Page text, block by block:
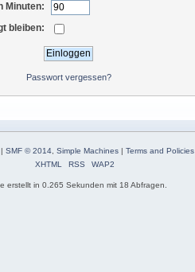
Minuten:
bleiben:
Passwort vergessen?
| SMF © 2014, Simple Machines| Terms and Policies
XHTML
RSS WAP2
erstellt in 0.265 Sekunden mit 18 Abfragen.